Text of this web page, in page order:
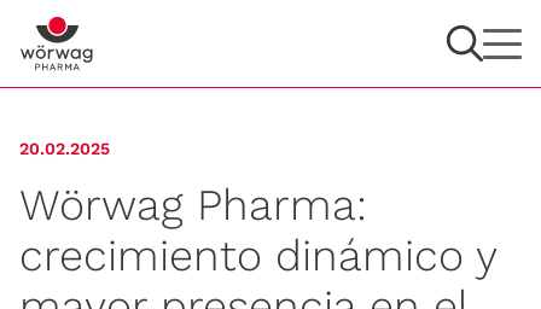
20.02.2025
Wörwag Pharma:
crecimiento dinámico y